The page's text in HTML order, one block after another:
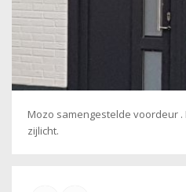
Mozo samengestelde voordeur
zijlicht.